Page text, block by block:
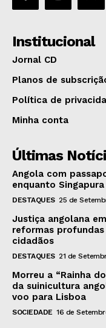
Institucional
Jornal CD
Planos de
Política de
Minha conta
Últimas
Angola com
enquanto
DESTAQUES 25 de
Justiça angolana
reformas
cidadãos
DESTAQUES 21 de
Morreu a “Rainha
da suinicultura
voo para Lisboa
SOCIEDADE 16 de